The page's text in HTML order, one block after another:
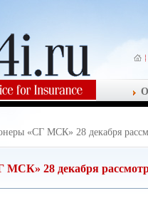
О
«СГ МСК» 28 декабря
28 декабря